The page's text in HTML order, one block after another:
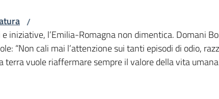
/
iniziative, l’Emilia-Romagna non dimentica. Domani
“Non cali mai l’attenzione sui tanti episodi di odio,
terra vuole riaffermare sempre il valore della vita